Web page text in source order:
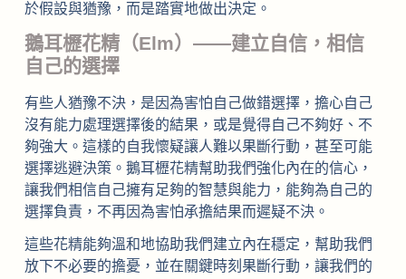
於假設與猶豫，而是踏實地做出決定。
鵝耳櫪花精（Elm）——建立自信，相信
自己的選擇
有些人猶豫不決，是因為害怕自己做錯選擇，擔心自己
沒有能力處理選擇後的結果，或是覺得自己不夠好、不
夠強大。這樣的自我懷疑讓人難以果斷行動，甚至可能
選擇逃避決策。鵝耳櫪花精幫助我們強化內在的信心，
讓我們相信自己擁有足夠的智慧與能力，能夠為自己的
選擇負責，不再因為害怕承擔結果而遲疑不決。
這些花精能夠溫和地協助我們建立內在穩定，幫助我們
放下不必要的擔憂，並在關鍵時刻果斷行動，讓我們的